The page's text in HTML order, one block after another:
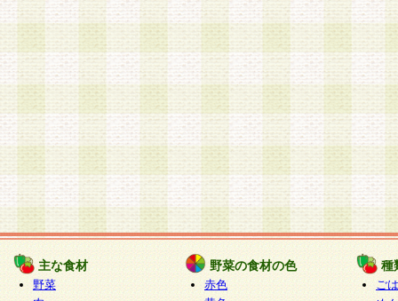
主な食材
野菜
野菜の食材の色
赤色
種
ご